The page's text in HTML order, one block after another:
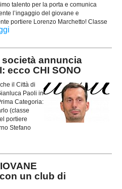
talento per la porta e comunica
l’ingaggio del giovane e
portiere Lorenzo Marchetto! Classe
società annuncia
ecco CHI SONO
il Città di
Paoli in
Categoria:
(classe
portiere
Stefano
un club di